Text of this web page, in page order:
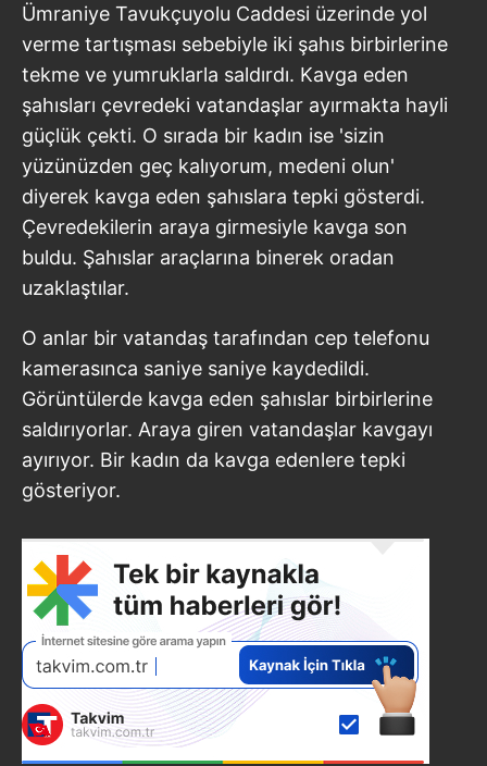
Ümraniye Tavukçuyolu Caddesi üzerinde yol
verme tartışması sebebiyle iki şahıs birbirlerine
tekme ve yumruklarla saldırdı. Kavga eden
şahısları çevredeki vatandaşlar ayırmakta hayli
güçlük çekti. O sırada bir kadın ise 'sizin
yüzünüzden geç kalıyorum, medeni olun'
diyerek kavga eden şahıslara tepki gösterdi.
Çevredekilerin araya girmesiyle kavga son
buldu. Şahıslar araçlarına binerek oradan
uzaklaştılar.
O anlar bir vatandaş tarafından cep telefonu
kamerasınca saniye saniye kaydedildi.
Görüntülerde kavga eden şahıslar birbirlerine
saldırıyorlar. Araya giren vatandaşlar kavgayı
ayırıyor. Bir kadın da kavga edenlere tepki
gösteriyor.